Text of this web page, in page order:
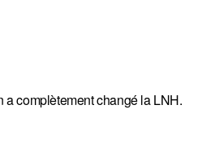
a complètement changé la LNH.